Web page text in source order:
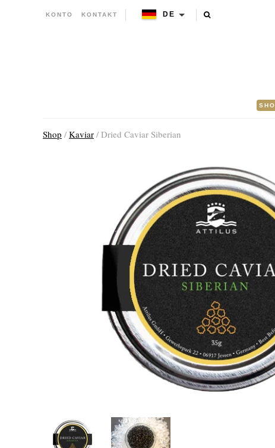
KONTO KONTAKT DE
Shop / Kaviar / Dried Caviar Siberian